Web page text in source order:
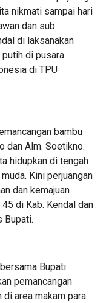
nikmati sampai hari
dan sub
di laksanakan
putih di pusara
di TPU
bambu
dan Alm. Soetikno.
hidupkan di tengah
Kini perjuangan
dan kemajuan
di Kab. Kendal dan
Bupati.
Bupati
pemancangan
area makam para